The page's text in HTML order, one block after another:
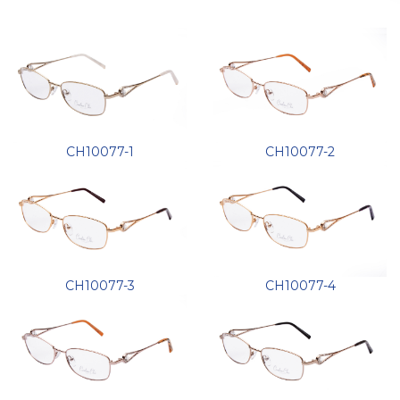
CH10077-1 CH10077-2
CH10077-3 CH10077-4